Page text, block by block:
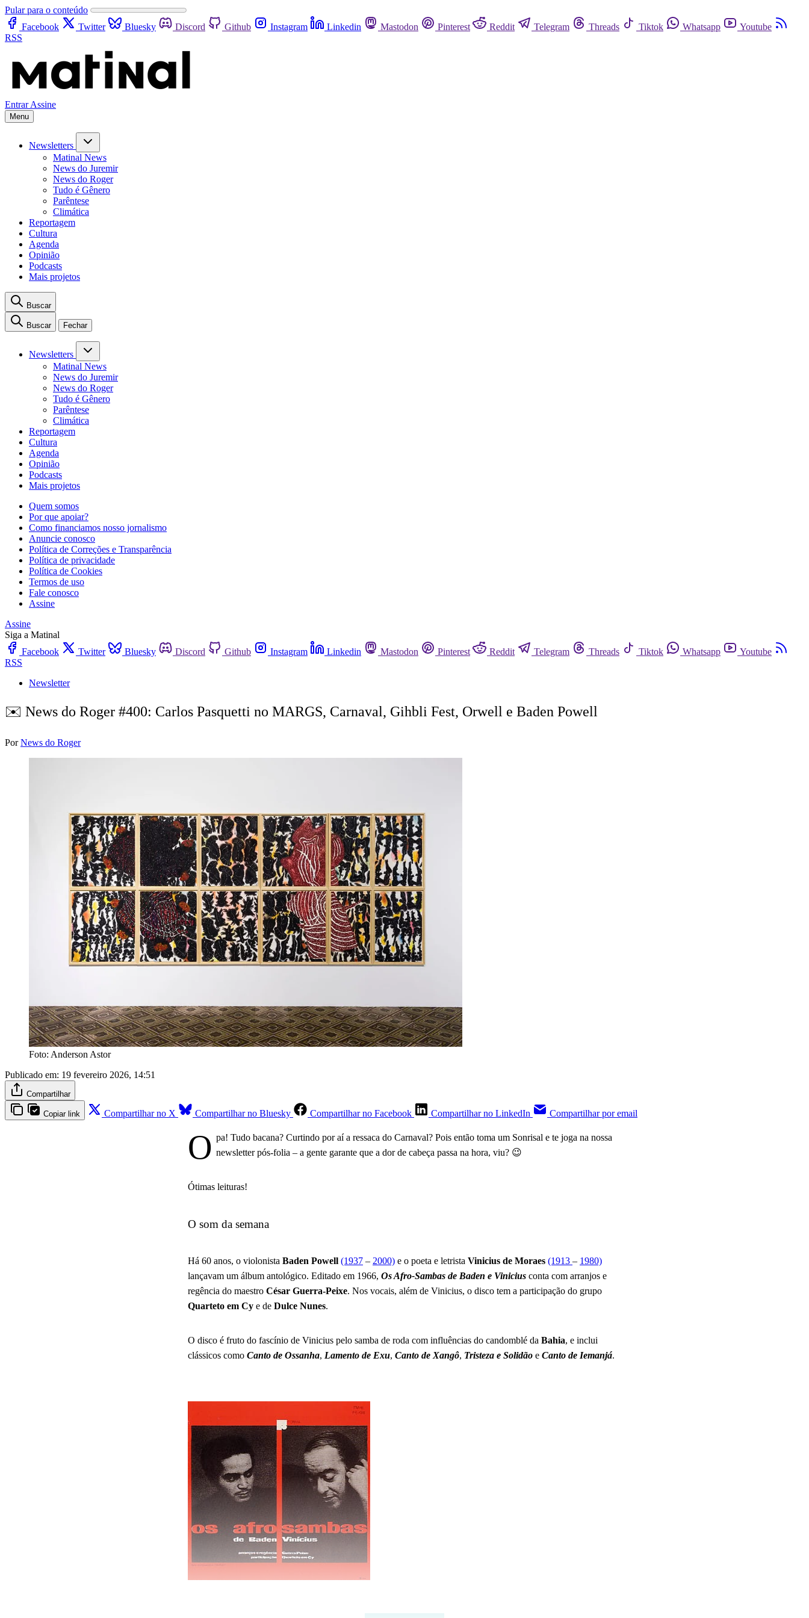
Pular para o conteúdo
Facebook
Twitter Bluesky Discord Github Instagram Linkedin Mastodon Pinterest Reddit Telegram Threads Tiktok Whatsapp
Youtube
RSS
Entrar Assine
Menu
Newsletters
Matinal News
News do Juremir
News do Roger
Tudo é Gênero
Parêntese
Climática
Reportagem
Cultura
Agenda
Opinião
Podcasts
Mais projetos
Buscar
Buscar Fechar
Newsletters
Matinal News
News do Juremir
News do Roger
Tudo é Gênero
Parêntese
Climática
Reportagem
Cultura
Agenda
Opinião
Podcasts
Mais projetos
Quem somos
Por que apoiar?
Como financiamos nosso jornalismo
Anuncie conosco
Política de Correções e Transparência
Política de privacidade
Política de Cookies
Termos de uso
Fale conosco
Assine
Assine
Siga a Matinal
Facebook
Twitter Bluesky Discord Github Instagram Linkedin Mastodon Pinterest Reddit Telegram Threads Tiktok Whatsapp
Youtube
RSS
Newsletter
✉️ News do Roger #400: Carlos Pasquetti no MARGS, Carnaval, Gihbli Fest, Orwell e Baden Powell
Por News do Roger
Foto: Anderson Astor
Publicado em: 19 fevereiro 2026, 14:51
Compartilhar
Copiar link Compartilhar no X Compartilhar no Bluesky Compartilhar no Facebook Compartilhar no LinkedIn Compartilhar por email
O pa! Tudo bacana? Curtindo por aí a ressaca do Carnaval? Pois então toma um Sonrisal e te joga na nossa
newsletter pós-folia – a gente garante que a dor de cabeça passa na hora, viu? 😉
Ótimas leituras!
O som da semana
Há 60 anos, o violonista Baden Powell (1937 – 2000) e o poeta e letrista Vinicius de Moraes (1913 – 1980)
lançavam um álbum antológico. Editado em 1966, Os Afro-Sambas de Baden e Vinicius conta com arranjos e
regência do maestro César Guerra-Peixe. Nos vocais, além de Vinicius, o disco tem a participação do grupo
Quarteto em Cy e de Dulce Nunes.
O disco é fruto do fascínio de Vinicius pelo samba de roda com influências do candomblé da Bahia, e inclui
clássicos como Canto de Ossanha, Lamento de Exu, Canto de Xangô, Tristeza e Solidão e Canto de Iemanjá.